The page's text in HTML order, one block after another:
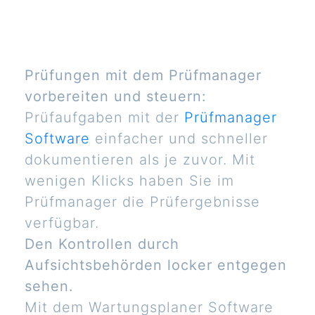
Prüfungen mit dem Prüfmanager
vorbereiten und steuern:
Prüfaufgaben mit der Prüfmanager
Software einfacher und schneller
dokumentieren als je zuvor. Mit
wenigen Klicks haben Sie im
Prüfmanager die Prüfergebnisse
verfügbar.
Den Kontrollen durch
Aufsichtsbehörden locker entgegen
sehen.
Mit dem Wartungsplaner Software